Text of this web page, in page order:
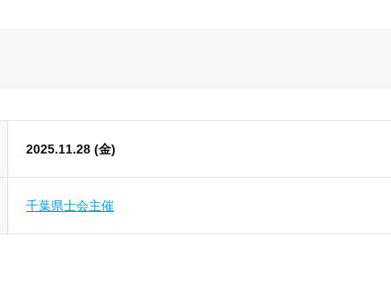
2025.11.28 (金)
千葉県士会主催